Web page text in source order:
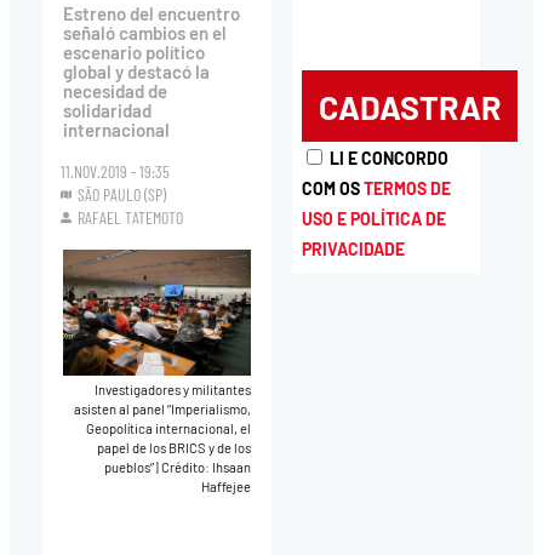
Estreno del encuentro
señaló cambios en el
escenario político
global y destacó la
necesidad de
solidaridad
internacional
11.NOV.2019 - 19:35
SÃO PAULO (SP)
RAFAEL TATEMOTO
Investigadores y militantes
asisten al panel “Imperialismo,
Geopolítica internacional, el
papel de los BRICS y de los
pueblos”|Crédito: Ihsaan
Haffejee
LI E CONCORDO
COM OSTERMOS DE
USO E POLÍTICA DE
PRIVACIDADE